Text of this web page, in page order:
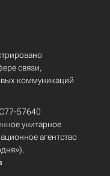
связи,
коммуникаций
57640
унитарное
агентство